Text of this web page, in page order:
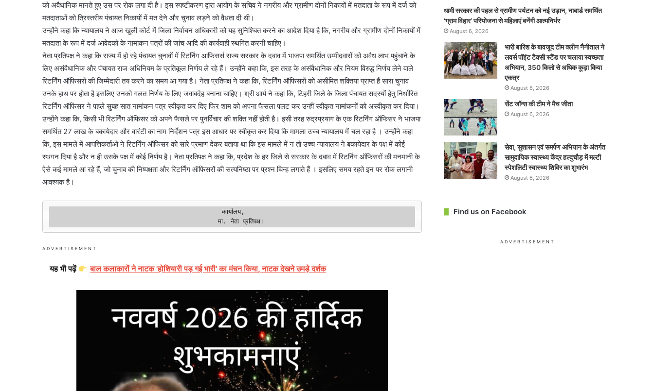
को अवैधानिक मानते हुए उस पर रोक लगा दी है। इस स्पष्टीकरण द्वारा आयोग के सचिव ने नगरीय और ग्रामीण दोनों निकायों में मतदाता के रूप में दर्ज को
मतदाताओं को त्रिस्तरीय पंचायत निकायों में मत देने और चुनाव लड़ने को वैधता दी थी।
उन्होंने कहा कि न्यायालय ने आज खुली कोर्ट में जिला निर्वाचन अधिकारी को यह सुनिश्चित करने का आदेश दिया है कि, नगरीय और ग्रामीण दोनों निकायों में
मतदाता के रूप में दर्ज आवेदकों के नामांकन पत्रों की जांच आदि की कार्यवाही स्थगित करनी चाहिए।
नेता प्रतिपक्ष ने कहा कि राज्य में हो रहे पंचायत चुनावों में रिटर्निंग आफिसर्स राज्य सरकार के दबाव में भाजपा समर्थित उम्मीदवारों को अवैध लाभ पहुंचाने के
लिए असंवैधानिक और पंचायत राज अधिनियम के प्रतिकूल निर्णय ले रहे हैं। उन्होंने कहा कि, इस तरह के असंवैधानिक और नियम विरुद्ध निर्णय लेने वाले
रिटर्निंग ऑफिसरों की जिम्मेदारी तय करने का समय आ गया है। नेता प्रतिपक्ष ने कहा कि, रिटर्निंग ऑफिसरों को असीमित शक्तियां प्राप्त हैं सारा चुनाव
उनके हाथ पर होता है इसलिए उनको गलत निर्णय के लिए जवाबदेह बनाना चाहिए। श्री आर्य ने कहा कि, टिहरी जिले के जिला पंचायत सदस्यों हेतु निर्धारित
रिटर्निंग ऑफिसर ने पहले सुबह सात नामांकन पत्र स्वीकृत कर दिए फिर शाम को अपना फैसला पलट कर उन्हीं स्वीकृत नामांकनों को अस्वीकृत कर दिया।
उन्होंने कहा कि, किसी भी रिटर्निंग ऑफिसर को अपने फैसले पर पुनर्विचार की शक्ति नहीं होती है। इसी तरह रुद्रप्रयाग के एक रिटर्निंग ऑफिसर ने भाजपा
समर्थित 27 लाख के बकायेदार और वारंटी का नाम निर्देशन पत्र इस आधार पर स्वीकृत कर दिया कि मामला उच्च न्यायालय में चल रहा है । उन्होंने कहा
कि, इस मामले में आपत्तिकर्ताओं ने रिटर्निंग ऑफिसर को सारे प्रमाण देकर बताया था कि इस मामले में न तो उच्च न्यायालय ने बकायेदार के पक्ष में कोई
स्थगन दिया है और न ही उसके पक्ष में कोई निर्णय है। नेता प्रतिपक्ष ने कहा कि, प्रदेश के हर जिले से सरकार के दबाव में रिटर्निंग ऑफिसरों की मनमानी के
ऐसे कई मामले आ रहे हैं, जो चुनाव की निष्पक्षता और रिटर्निंग ऑफिसरों की सत्यनिष्ठा पर प्रश्न चिन्ह लगाते हैं । इसलिए समय रहते इन पर रोक लगानी
आवश्यक है।
                                            कार्यालय,
                                           मा. नेता प्रतिपक्ष।
ADVERTISEMENT
यह भी पढ़ें बाल कलाकारों ने नाटक 'होशियारी पड़ गई भारी' का मंचन किया, नाटक देखने उमड़े दर्शक
धामी सरकार की पहल से ग्रामीण पर्यटन को नई उड़ान, नाबार्ड समर्थित
‘ग्राम विहार’ परियोजना से महिलाएं बनेंगी आत्मनिर्भर
August 6, 2026
भारी बारिश के बावजूद टीम क्लीन नैनीताल ने
लवर्स पॉइंट टैक्सी स्टैंड पर चलाया स्वच्छता
अभियान, 350 किलो से अधिक कूड़ा किया
एकत्र
August 6, 2026
सेंट जॉन्स की टीम ने मैच जीता
August 6, 2026
सेवा, सुशासन एवं समर्पण अभियान के अंतर्गत
सामुदायिक स्वास्थ्य केंद्र हल्दुचौड़ में मल्टी
स्पेशलिटी स्वास्थ्य शिविर का शुभारंभ
August 6, 2026
Find us on Facebook
ADVERTISEMENT